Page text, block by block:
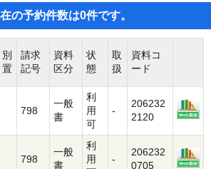
の予約件数は0件です。
別
置
請求
記号
資料
区分
状
態
取
扱
資料コ
ード
798
一般
書
利
用
可
-
206232
2120
798
一般
書
利
用
-
206232
0705